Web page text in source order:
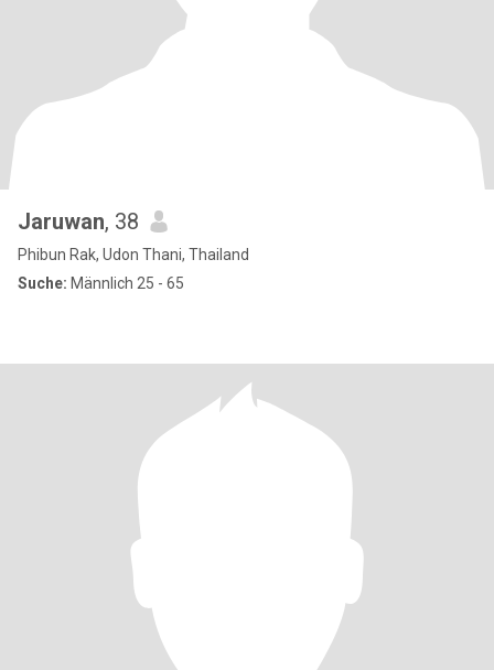
Jaruwan, 38
Phibun Rak, Udon Thani, Thailand
Suche: Männlich 25 - 65